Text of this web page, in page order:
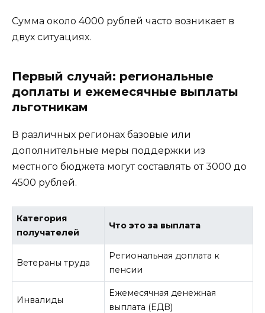
Сумма около 4000 рублей часто возникает в
двух ситуациях.
Первый случай: региональные
доплаты и ежемесячные выплаты
льготникам
В различных регионах базовые или
дополнительные меры поддержки из
местного бюджета могут составлять от 3000 до
4500 рублей.
Категория
получателей
Что это за выплата
Ветераны труда
Региональная доплата к
пенсии
Инвалиды
Ежемесячная денежная
выплата (ЕДВ)